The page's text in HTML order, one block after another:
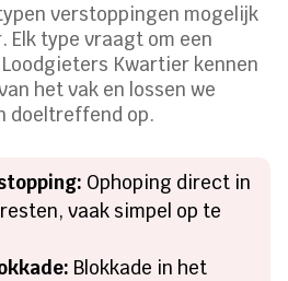
verstoppingen mogelijk
Elk type vraagt om een
Kwartier kennen
het vak en lossen we
doeltreffend op.
Ophoping direct in
vaak simpel op te
Blokkade in het